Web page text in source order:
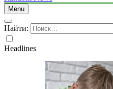
Menu
Найти:
Headlines